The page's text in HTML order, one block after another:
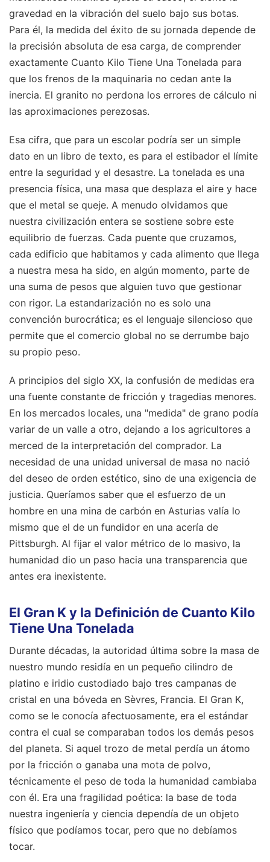
gravedad en la vibración del suelo bajo sus botas.
Para él, la medida del éxito de su jornada depende de
la precisión absoluta de esa carga, de comprender
exactamente Cuanto Kilo Tiene Una Tonelada para
que los frenos de la maquinaria no cedan ante la
inercia. El granito no perdona los errores de cálculo ni
las aproximaciones perezosas.
Esa cifra, que para un escolar podría ser un simple
dato en un libro de texto, es para el estibador el límite
entre la seguridad y el desastre. La tonelada es una
presencia física, una masa que desplaza el aire y hace
que el metal se queje. A menudo olvidamos que
nuestra civilización entera se sostiene sobre este
equilibrio de fuerzas. Cada puente que cruzamos,
cada edificio que habitamos y cada alimento que llega
a nuestra mesa ha sido, en algún momento, parte de
una suma de pesos que alguien tuvo que gestionar
con rigor. La estandarización no es solo una
convención burocrática; es el lenguaje silencioso que
permite que el comercio global no se derrumbe bajo
su propio peso.
A principios del siglo XX, la confusión de medidas era
una fuente constante de fricción y tragedias menores.
En los mercados locales, una "medida" de grano podía
variar de un valle a otro, dejando a los agricultores a
merced de la interpretación del comprador. La
necesidad de una unidad universal de masa no nació
del deseo de orden estético, sino de una exigencia de
justicia. Queríamos saber que el esfuerzo de un
hombre en una mina de carbón en Asturias valía lo
mismo que el de un fundidor en una acería de
Pittsburgh. Al fijar el valor métrico de lo masivo, la
humanidad dio un paso hacia una transparencia que
antes era inexistente.
El Gran K y la Definición de Cuanto Kilo
Tiene Una Tonelada
Durante décadas, la autoridad última sobre la masa de
nuestro mundo residía en un pequeño cilindro de
platino e iridio custodiado bajo tres campanas de
cristal en una bóveda en Sèvres, Francia. El Gran K,
como se le conocía afectuosamente, era el estándar
contra el cual se comparaban todos los demás pesos
del planeta. Si aquel trozo de metal perdía un átomo
por la fricción o ganaba una mota de polvo,
técnicamente el peso de toda la humanidad cambiaba
con él. Era una fragilidad poética: la base de toda
nuestra ingeniería y ciencia dependía de un objeto
físico que podíamos tocar, pero que no debíamos
tocar.